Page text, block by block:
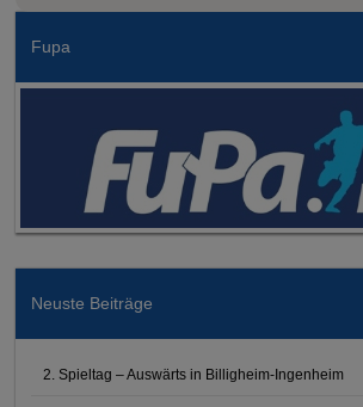
Fupa
Neuste Beiträge
2. Spieltag – Auswärts in Billigheim-Ingenheim